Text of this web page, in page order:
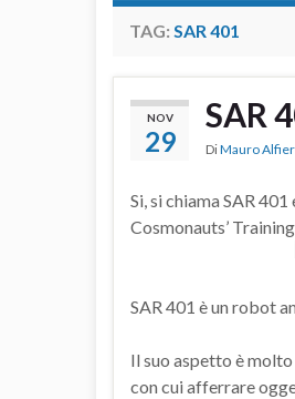
TAG: SAR 401
NOV
29
SAR
DiMauro
Si, si chiama SAR
Cosmonauts’
SAR 401 è un robot
Il suo aspetto è
con cui afferrare